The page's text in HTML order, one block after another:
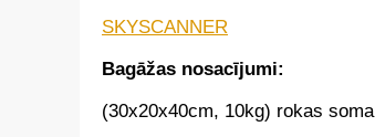
SKYSCANNER
Bagāžas nosacījumi:
(30x20x40cm, 10kg) rokas soma